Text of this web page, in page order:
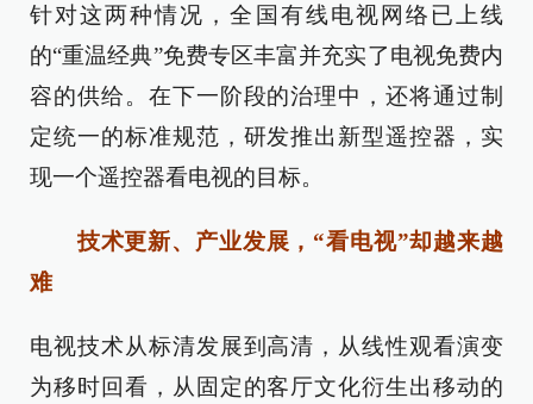
针对这两种情况，全国有线电视网络已上线
的“重温经典”免费专区丰富并充实了电视免费内
容的供给。在下一阶段的治理中，还将通过制
定统一的标准规范，研发推出新型遥控器，实
现一个遥控器看电视的目标。
技术更新、产业发展，“看电视”却越来越
难
电视技术从标清发展到高清，从线性观看演变
为移时回看，从固定的客厅文化衍生出移动的